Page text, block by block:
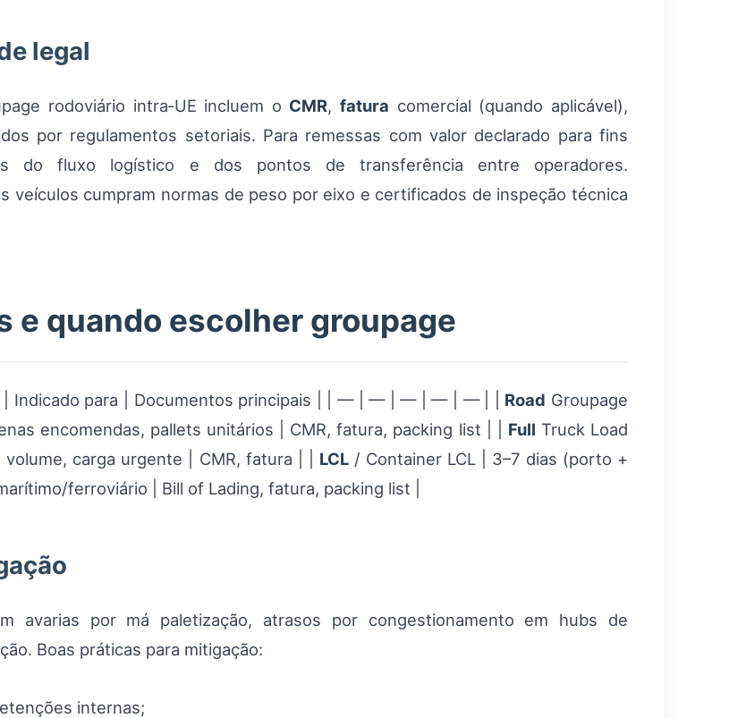
legal
rodoviário intra‑UE incluem o CMR,fatura comercial (quando aplicável),
por regulamentos setoriais. Para remessas com valor declarado para fins
do fluxo logístico e dos pontos de transferência entre operadores.
veículos cumpram normas de peso por eixo e certificados de inspeção técnica
e quando escolher groupage
| Indicado para | Documentos principais | | — | — | — | — | — | | Road Groupage
encomendas, pallets unitários | CMR, fatura, packing list | | Full Truck Load
carga urgente | CMR, fatura | | LCL/ Container LCL | 3–7 dias (porto +
ferroviário | Bill of Lading, fatura, packing list |
avarias por má paletização, atrasos por congestionamento em hubs de
Boas práticas para mitigação:
internas;